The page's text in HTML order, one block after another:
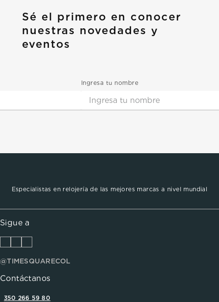
Sé el primero en conocer
nuestras novedades y
eventos
Ingresa tu nombre
Especialistas en relojería de las mejores marcas a nivel mundial
Sigue a
@TIMESQUARECOL
Contáctanos
350 266 59 80